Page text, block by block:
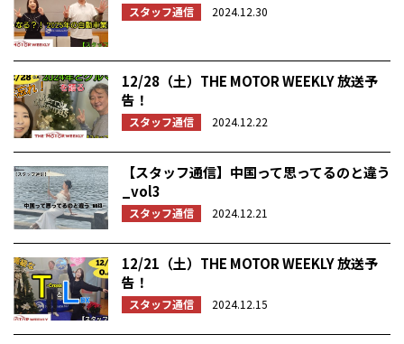
スタッフ通信 2024.12.30
12/28（土）THE MOTOR WEEKLY 放送予
告！
スタッフ通信 2024.12.22
【スタッフ通信】中国って思ってるのと違う
_vol3
スタッフ通信 2024.12.21
12/21（土）THE MOTOR WEEKLY 放送予
告！
スタッフ通信 2024.12.15